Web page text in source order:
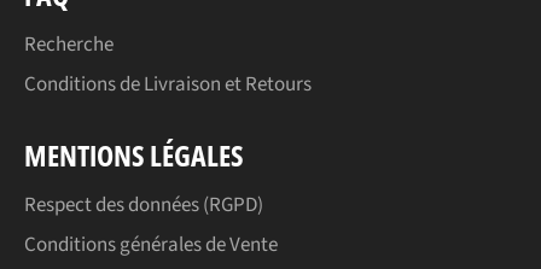
Recherche
Conditions de Livraison et Retours
MENTIONS LÉGALES
Respect des données (RGPD)
Conditions générales de Vente